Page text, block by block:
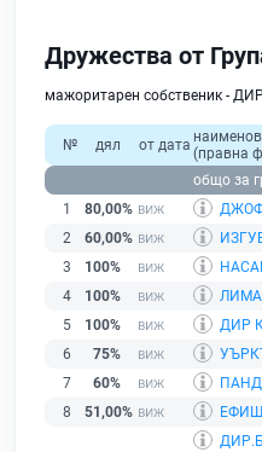
Дружества от
мажоритарен собственик -
№ дял от дата (правна
общо за
1
80,00%
2
60,00%
3
100%
4
100%
5
100% ДИР
6
75%
7
60%
8
51,00%